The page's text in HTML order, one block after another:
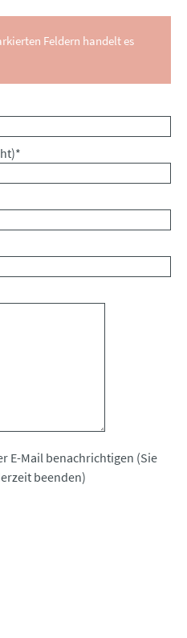
Feldern handelt es
*
E-Mail benachrichtigen (Sie
beenden)